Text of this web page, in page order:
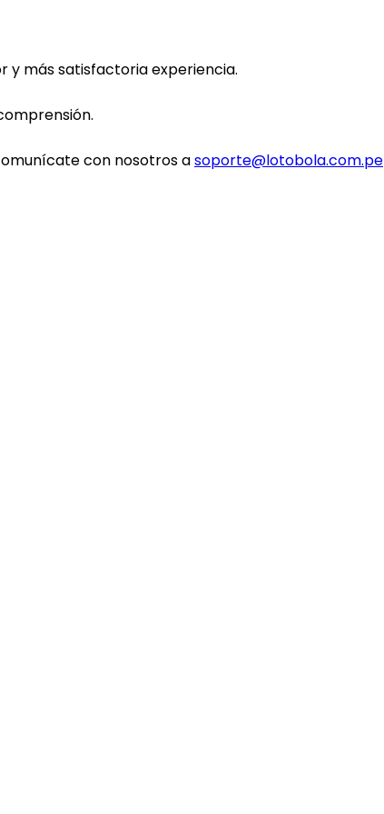
y más satisfactoria experiencia.
con nosotros asoporte@lotobola.com.pe